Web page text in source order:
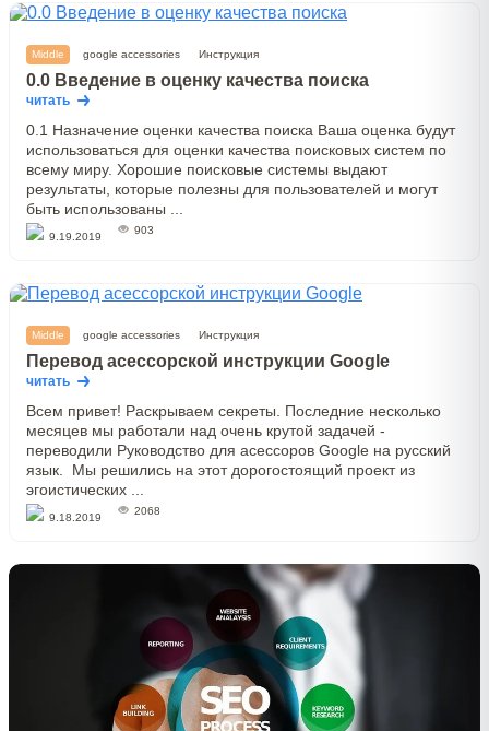
Middle google accessories Инструкция
0.0 Введение в оценку качества поиска
читать
0.1 Назначение оценки качества поиска Ваша оценка будут
использоваться для оценки качества поисковых систем по
всему миру. Хорошие поисковые системы выдают
результаты, которые полезны для пользователей и могут
быть использованы ...
9.19.2019
903
Middle google accessories Инструкция
Перевод асессорской инструкции Google
читать
Всем привет! Раскрываем секреты. Последние несколько
месяцев мы работали над очень крутой задачей -
переводили Руководство для асессоров Google на русский
язык. Мы решились на этот дорогостоящий проект из
эгоистических ...
9.18.2019
2068